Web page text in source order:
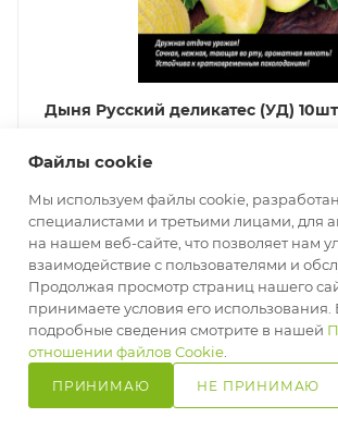
Дыня Русский деликатес (УД)
Много Арт.: 4627172215726
0.64руб./шт 1.60руб.
-60% Экономия 0.96руб.
В
Ликвидация остатков
Файлы cookie
Мы используем файлы cookie,
специалистами и третьими лицами, для
на нашем веб-сайте, что позволяет нам
взаимодействие с пользователями и
Продолжая просмотр страниц нашего
принимаете условия его использования.
подробные сведения смотрите в нашей
отношении файлов Cookie
ПРИНИМАЮ
НЕ ПРИНИМАЮ
Главная
Кабинет Корзина Избранные